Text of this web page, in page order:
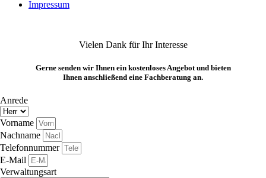
Impressum
Vielen Dank für Ihr Interesse
Gerne senden wir Ihnen ein kostenloses Angebot und bieten
Ihnen anschließend eine Fachberatung an.
Anrede
Vorname
Nachname
Telefonnummer
E-Mail
Verwaltungsart